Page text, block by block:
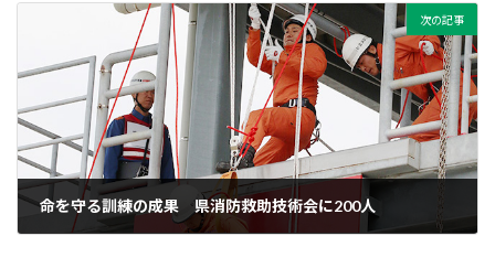
次の記事
命を守る訓練の成果 県消防救助技術会に200人